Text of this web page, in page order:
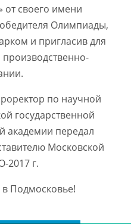
от своего имени
Олимпиады,
и пригласив для
по научной
государственной
академии передал
Московской
2017 г.
Подмосковье!